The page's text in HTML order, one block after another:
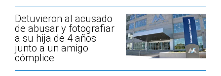
Detuvieron al acusado
de abusar y fotografiar
a su hija de 4 años
junto a un amigo
cómplice